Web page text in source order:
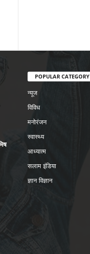
POPULAR CATEGORY
न्यूज
विविध
मनोरंजन
स्वास्थ्य
आध्यात्म
सलाम इंडिया
ज्ञान विज्ञान